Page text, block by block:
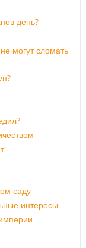
день?
могут сломать
саду
интересы